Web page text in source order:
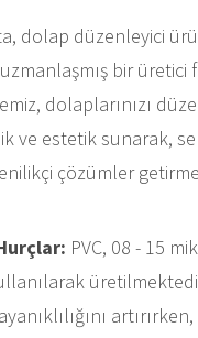
dolap düzenleyici
bir üretici
dolaplarınızı
ve estetik sunarak,
çözümler
PVC, 08 - 15